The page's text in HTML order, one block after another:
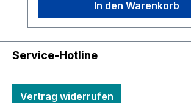
In den Warenkorb
Service-Hotline
Vertrag widerrufen